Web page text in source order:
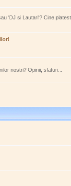
'DJ si Lautari'? Cine
nostri? Opinii, sfaturi...